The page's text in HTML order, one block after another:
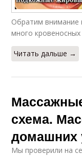
Обратим внимание
много
Читать дальше →
схема.
домашних
Мы проверили на